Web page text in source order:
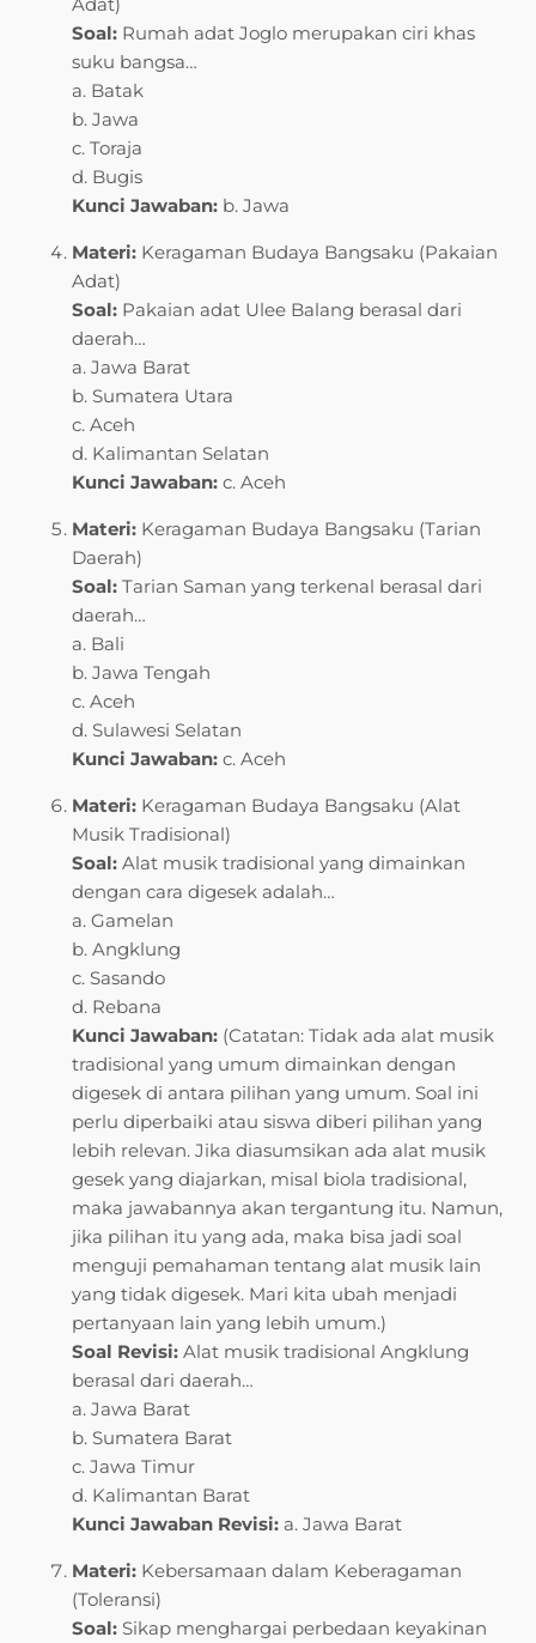
Soal: Rumah adat Joglo merupakan ciri khas
suku bangsa…
a. Batak
b. Jawa
c. Toraja
d. Bugis
Kunci Jawaban: b. Jawa
Materi: Keragaman Budaya Bangsaku (Pakaian
Adat)
Soal: Pakaian adat Ulee Balang berasal dari
daerah…
a. Jawa Barat
b. Sumatera Utara
c. Aceh
d. Kalimantan Selatan
Kunci Jawaban: c. Aceh
Materi: Keragaman Budaya Bangsaku (Tarian
Daerah)
Soal: Tarian Saman yang terkenal berasal dari
daerah…
a. Bali
b. Jawa Tengah
c. Aceh
d. Sulawesi Selatan
Kunci Jawaban: c. Aceh
Materi: Keragaman Budaya Bangsaku (Alat
Musik Tradisional)
Soal: Alat musik tradisional yang dimainkan
dengan cara digesek adalah…
a. Gamelan
b. Angklung
c. Sasando
d. Rebana
Kunci Jawaban: (Catatan: Tidak ada alat musik
tradisional yang umum dimainkan dengan
digesek di antara pilihan yang umum. Soal ini
perlu diperbaiki atau siswa diberi pilihan yang
lebih relevan. Jika diasumsikan ada alat musik
gesek yang diajarkan, misal biola tradisional,
maka jawabannya akan tergantung itu. Namun,
jika pilihan itu yang ada, maka bisa jadi soal
menguji pemahaman tentang alat musik lain
yang tidak digesek. Mari kita ubah menjadi
pertanyaan lain yang lebih umum.)
Soal Revisi: Alat musik tradisional Angklung
berasal dari daerah…
a. Jawa Barat
b. Sumatera Barat
c. Jawa Timur
d. Kalimantan Barat
Kunci Jawaban Revisi: a. Jawa Barat
Materi: Kebersamaan dalam Keberagaman
(Toleransi)
Soal: Sikap menghargai perbedaan keyakinan